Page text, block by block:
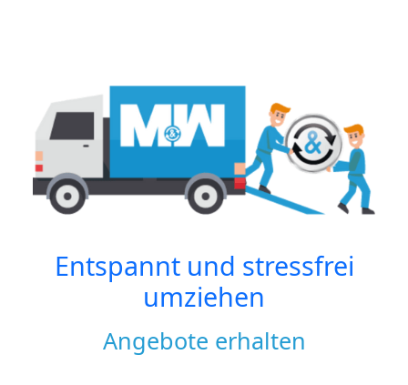
Entspannt und stressfrei
umziehen
Angebote erhalten